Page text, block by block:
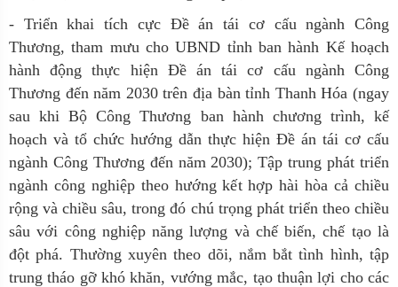
- Triển khai tích cực Đề án tái cơ cấu ngành Công
Thương, tham mưu cho UBND tỉnh ban hành Kế hoạch
hành động thực hiện Đề án tái cơ cấu ngành Công
Thương đến năm 2030 trên địa bàn tỉnh Thanh Hóa (ngay
sau khi Bộ Công Thương ban hành chương trình, kế
hoạch và tổ chức hướng dẫn thực hiện Đề án tái cơ cấu
ngành Công Thương đến năm 2030); Tập trung phát triển
ngành công nghiệp theo hướng kết hợp hài hòa cả chiều
rộng và chiều sâu, trong đó chú trọng phát triển theo chiều
sâu với công nghiệp năng lượng và chế biến, chế tạo là
đột phá. Thường xuyên theo dõi, nắm bắt tình hình, tập
trung tháo gỡ khó khăn, vướng mắc, tạo thuận lợi cho các